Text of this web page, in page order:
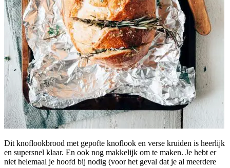
Dit knoflookbrood met gepofte knoflook en verse kruiden is heerlijk
en supersnel klaar. En ook nog makkelijk om te maken. Je hebt er
niet helemaal je hoofd bij nodig (voor het geval dat je al meerdere